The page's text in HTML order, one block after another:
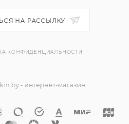
НА РАССЫЛКУ
КОНФИДЕНЦИАЛЬНОСТИ
- интернет-магазин